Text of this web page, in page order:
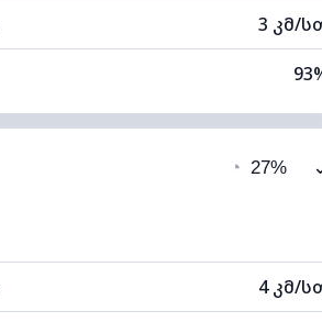
3 კმ/
10
◔ 27%
4 კმ/